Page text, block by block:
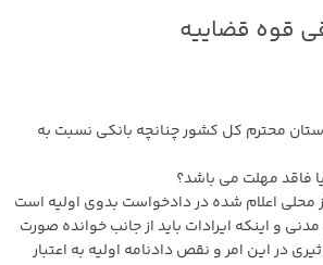
توجه به ماده ۵۳۷ قانون تجارت و نیز بخشنامه شماره ۱۴۰/۱۳۹۵/۸۴۷۶/۹۰۰۰ دادستان محترم کل کشور چنانچه بانکی نسبت به
محلی اعلام شده در دادخواست بدوی اولیه است
کند با توجه به ماده ۸۴ قانون آیین دادرسی مدنی و اینکه ایرادات باید از جانب خوانده صورت
در این امر و نقص دادنامه اولیه به اعتبار